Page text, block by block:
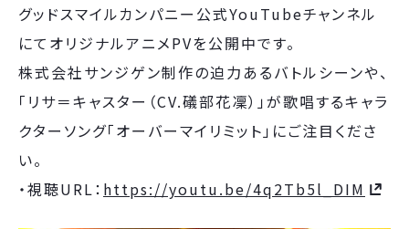
グッドスマイルカンパニー公式YouTubeチャンネル
にてオリジナルアニメPVを公開中です。
株式会社サンジゲン制作の迫力あるバトルシーンや、
「リサ＝キャスター（CV.礒部花凜）」が歌唱するキャラ
クターソング「オーバーマイリミット」にご注目くださ
い。
・視聴URL： https://youtu.be/4q2Tb5l_DIM